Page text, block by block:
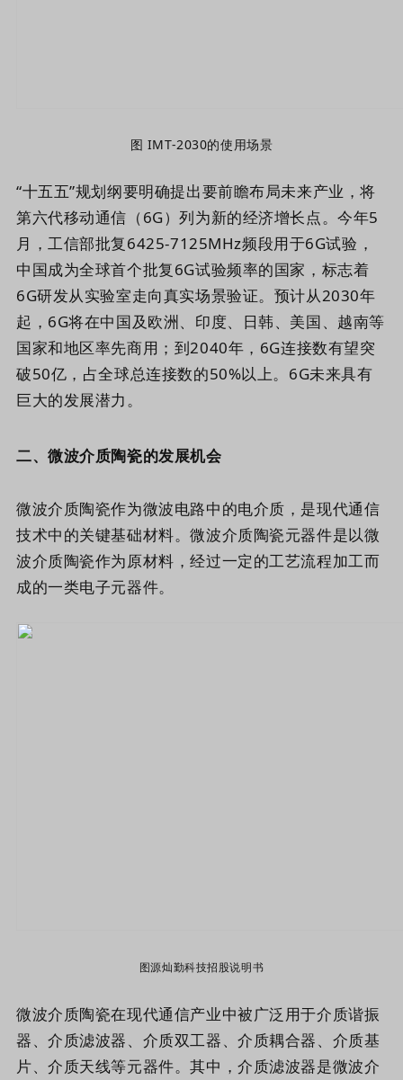
图 IMT-2030的使用场景
“十五五”规划纲要明确提出要前瞻布局未来产业，将
第六代移动通信（6G）列为新的经济增长点。今年5
月，工信部批复6425-7125MHz频段用于6G试验，
中国成为全球首个批复6G试验频率的国家，标志着
6G研发从实验室走向真实场景验证。预计从2030年
起，6G将在中国及欧洲、印度、日韩、美国、越南等
国家和地区率先商用；到2040年，6G连接数有望突
破50亿，占全球总连接数的50%以上。6G未来具有
巨大的发展潜力。
二、微波介质陶瓷的发展机会
微波介质陶瓷作为微波电路中的电介质，是现代通信
技术中的关键基础材料。微波介质陶瓷元器件是以微
波介质陶瓷作为原材料，经过一定的工艺流程加工而
成的一类电子元器件。
图源灿勤科技招股说明书
微波介质陶瓷在现代通信产业中被广泛用于介质谐振
器、介质滤波器、介质双工器、介质耦合器、介质基
片、介质天线等元器件。其中，介质滤波器是微波介